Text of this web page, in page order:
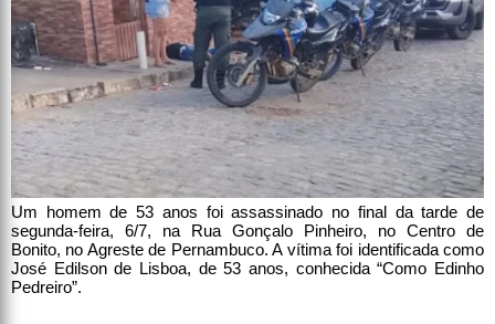
Um homem de 53 anos foi assassinado no final da tarde de
segunda-feira, 6/7, na Rua Gonçalo Pinheiro, no Centro de
Bonito, no Agreste de Pernambuco. A vítima foi identificada como
José Edilson de Lisboa, de 53 anos, conhecida “Como Edinho
Pedreiro”.